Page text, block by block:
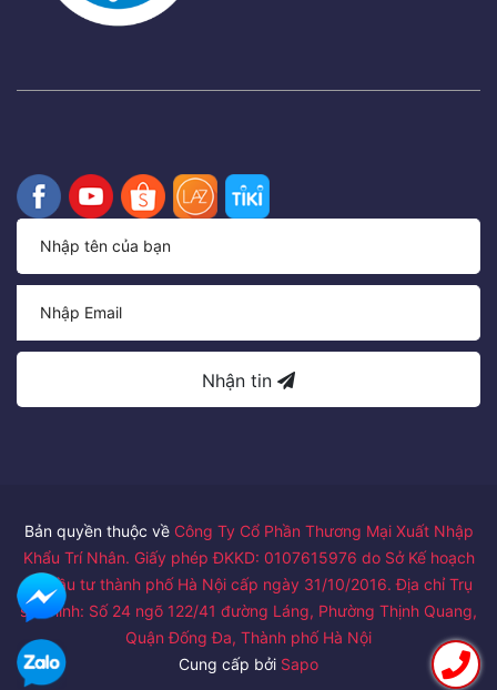
Nhận tin
Bản quyền thuộc về Công Ty Cổ Phần Thương Mại Xuất Nhập
Khẩu Trí Nhân. Giấy phép ĐKKD: 0107615976 do Sở Kế hoạch
và Đầu tư thành phố Hà Nội cấp ngày 31/10/2016. Địa chỉ Trụ
sở chính: Số 24 ngõ 122/41 đường Láng, Phường Thịnh Quang,
Quận Đống Đa, Thành phố Hà Nội
Cung cấp bởi Sapo